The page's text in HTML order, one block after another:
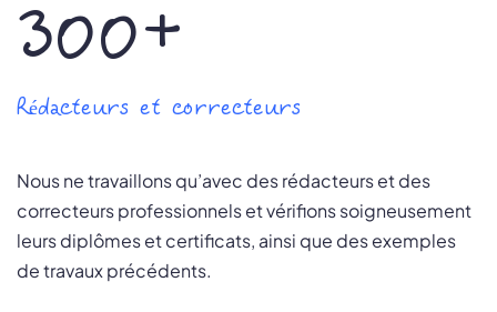
300+
Rédacteurs et correcteurs
Nous ne travaillons qu’avec des rédacteurs et des
correcteurs professionnels et vérifions soigneusement
leurs diplômes et certificats, ainsi que des exemples
de travaux précédents.